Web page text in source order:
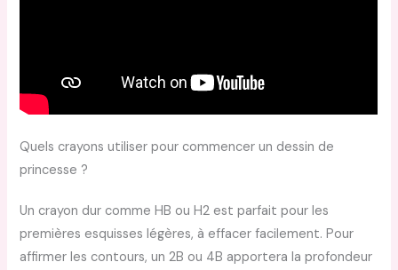
Quels crayons utiliser pour commencer un dessin de
princesse ?
Un crayon dur comme HB ou H2 est parfait pour les
premières esquisses légères, à effacer facilement. Pour
affirmer les contours, un 2B ou 4B apportera la profondeur